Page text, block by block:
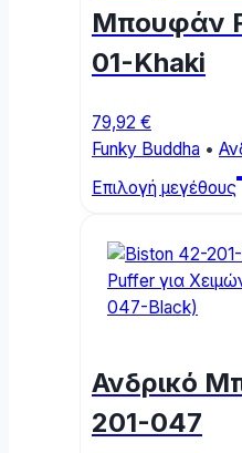
Μπουφάν
01-Khaki
79,92 €
Funky Buddha •
Επιλογή μεγέθους
Ανδρικό
201-047